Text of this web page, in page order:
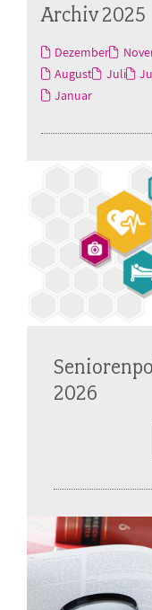
Archiv 2025
Dezember
August
Juli
Januar
2026